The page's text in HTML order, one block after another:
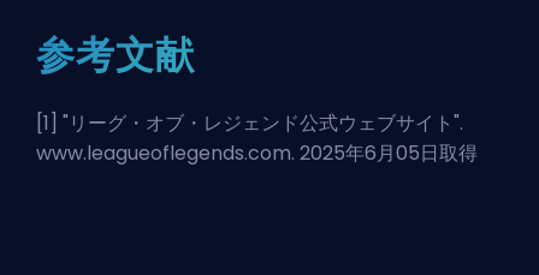
参考文献
[1] "リーグ・オブ・レジェンド公式ウェブサイト".
www.leagueoflegends.com. 2025年6月05日取得